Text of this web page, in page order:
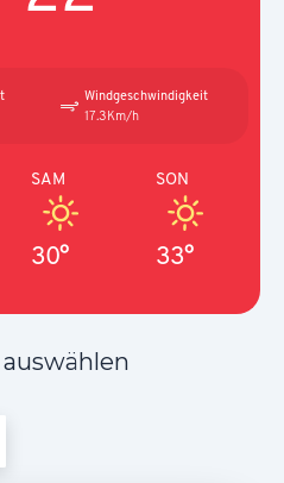
Windgeschwindigkeit
17.3Km/h
SAM
30°
SON
33°